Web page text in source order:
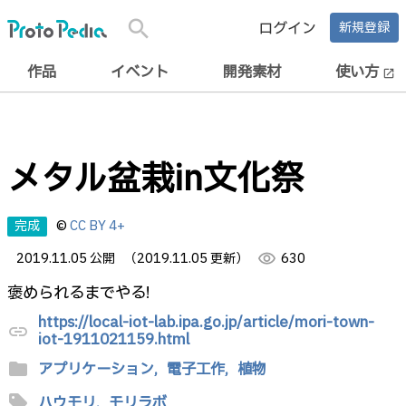
search ログイン 新規登録
作品 イベント 開発素材 使い方 open_in_new
メタル盆栽in文化祭
完成 ©CC BY 4+
2019.11.05 公開
（2019.11.05 更新） visibility 630
褒められるまでやる!
link https://local-iot-lab.ipa.go.jp/article/mori-town-
iot-1911021159.html
folder アプリケーション, 電子工作, 植物